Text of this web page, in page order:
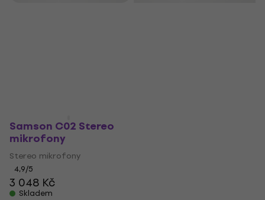
Samson C02 Stereo
mikrofony
Stereo mikrofony
4,9/5
3 048 Kč
Skladem